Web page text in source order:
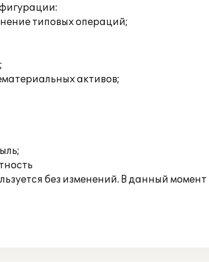
типовых операций;
активов;
без изменений. В данный